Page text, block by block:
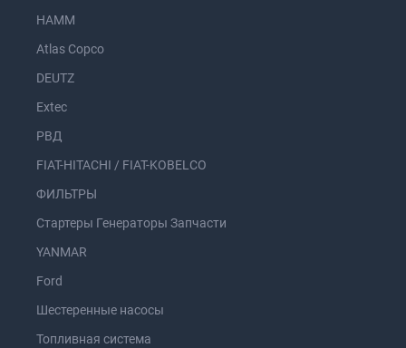
HAMM
Atlas Copco
DEUTZ
Extec
РВД
FIAT-HITACHI / FIAT-KOBELCO
ФИЛЬТРЫ
Стартеры Генераторы Запчасти
YANMAR
Ford
Шестеренные насосы
Топливная система